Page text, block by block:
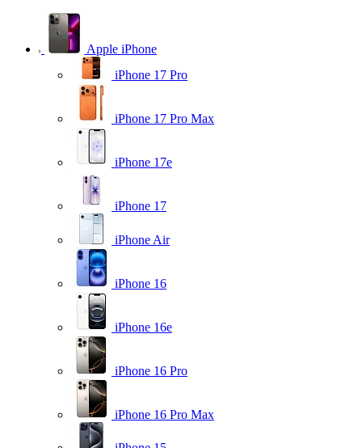
Apple iPhone
iPhone 17 Pro
iPhone 17 Pro Max
iPhone 17e
iPhone 17
iPhone Air
iPhone 16
iPhone 16e
iPhone 16 Pro
iPhone 16 Pro Max